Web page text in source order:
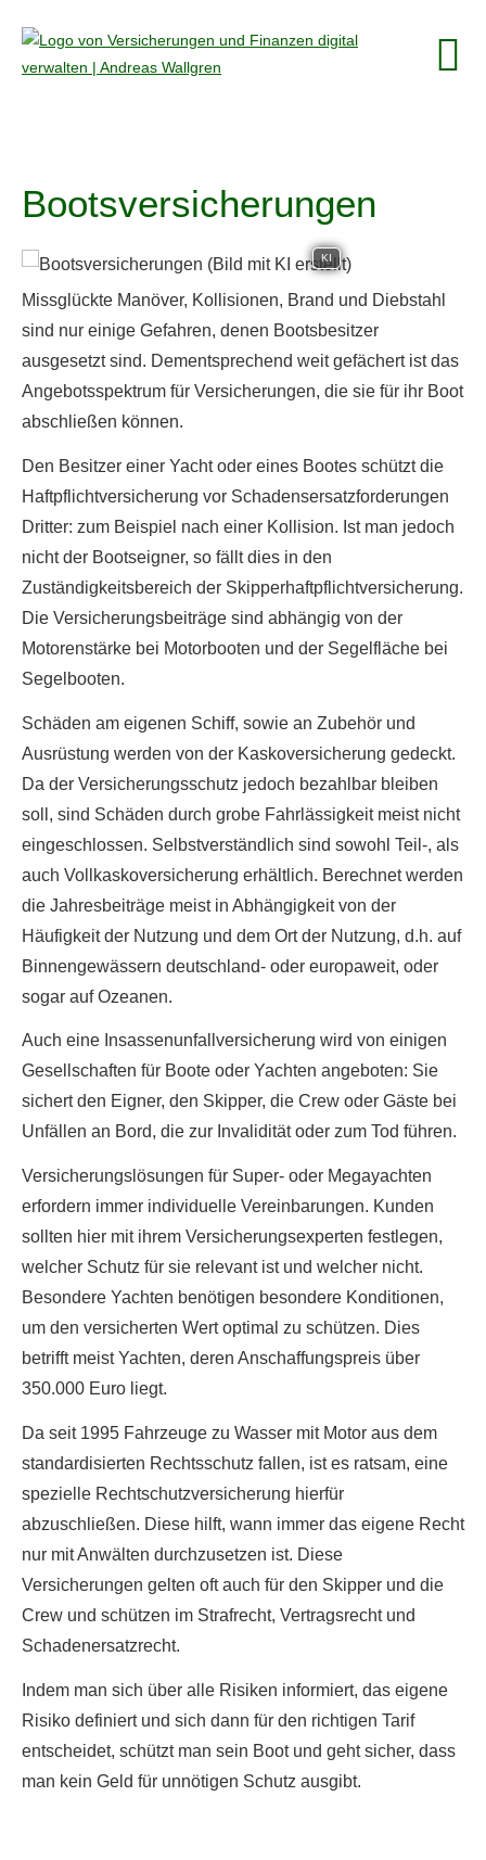
Bootsversicherungen
KI
Missglückte Manöver, Kollisionen, Brand und Diebstahl
sind nur einige Gefahren, denen Bootsbesitzer
ausgesetzt sind. Dementsprechend weit gefächert ist das
Angebotsspektrum für Versicherungen, die sie für ihr Boot
abschließen können.
Den Besitzer einer Yacht oder eines Bootes schützt die
Haft­pflichtversicherung vor Schadensersatzforderungen
Dritter: zum Beispiel nach einer Kollision. Ist man jedoch
nicht der Bootseigner, so fällt dies in den
Zuständigkeitsbereich der Skipperhaftpflichtversicherung.
Die Versicherungsbeiträge sind abhängig von der
Motorenstärke bei Motorbooten und der Segelfläche bei
Segelbooten.
Schäden am eigenen Schiff, sowie an Zubehör und
Ausrüstung werden von der Kaskoversicherung gedeckt.
Da der Versicherungsschutz jedoch bezahlbar bleiben
soll, sind Schäden durch grobe Fahrlässigkeit meist nicht
eingeschlossen. Selbstverständlich sind sowohl Teil-, als
auch Vollkaskoversicherung erhältlich. Berechnet werden
die Jahresbeiträge meist in Abhängigkeit von der
Häufigkeit der Nutzung und dem Ort der Nutzung, d.h. auf
Binnengewässern deutschland- oder europaweit, oder
sogar auf Ozeanen.
Auch eine Insassenunfallversicherung wird von einigen
Gesellschaften für Boote oder Yachten angeboten: Sie
sichert den Eigner, den Skipper, die Crew oder Gäste bei
Unfällen an Bord, die zur Invalidität oder zum Tod führen.
Versicherungslösungen für Super- oder Megayachten
erfordern immer individuelle Vereinbarungen. Kunden
sollten hier mit ihrem Versicherungsexperten festlegen,
welcher Schutz für sie relevant ist und welcher nicht.
Besondere Yachten benötigen besondere Konditionen,
um den versicherten Wert optimal zu schützen. Dies
betrifft meist Yachten, deren Anschaffungspreis über
350.000 Euro liegt.
Da seit 1995 Fahrzeuge zu Wasser mit Motor aus dem
standardisierten Rechtsschutz fallen, ist es ratsam, eine
spezielle Rechtschutzversicherung hierfür
abzuschließen. Diese hilft, wann immer das eigene Recht
nur mit Anwälten durchzusetzen ist. Diese
Versicherungen gelten oft auch für den Skipper und die
Crew und schützen im Strafrecht, Vertragsrecht und
Schadenersatzrecht.
Indem man sich über alle Risiken informiert, das eigene
Risiko definiert und sich dann für den richtigen Tarif
entscheidet, schützt man sein Boot und geht sicher, dass
man kein Geld für unnötigen Schutz ausgibt.